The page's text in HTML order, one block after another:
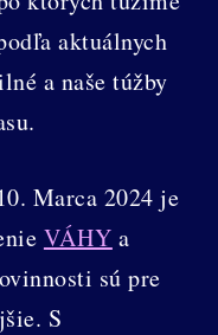
aktuálnych
a naše túžby
Marca 2024 je
VÁHY a
sú pre
S